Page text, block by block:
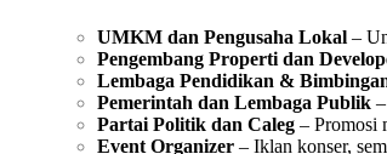
UMKM dan Pengusaha Lokal –
Pengembang Properti dan
Lembaga Pendidikan &
Pemerintah dan Lembaga Publik
Partai Politik dan Caleg – Promosi
Event Organizer – Iklan konser,